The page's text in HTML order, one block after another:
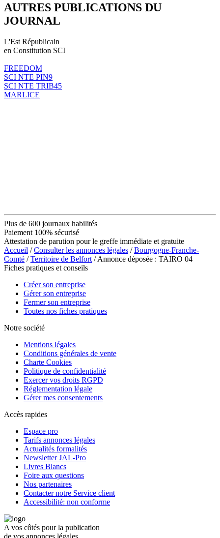
AUTRES PUBLICATIONS DU
JOURNAL
L'Est Républicain
en Constitution SCI
FREEDOM
SCI NTE PIN9
SCI NTE TRIB45
MARLICE
Plus de 600 journaux habilités
Paiement 100% sécurisé
Attestation de parution pour le greffe immédiate et gratuite
Accueil /Consulter les annonces légales /Bourgogne-Franche-
Comté /Territoire de Belfort / Annonce déposée : TAIRO 04
Fiches pratiques et conseils
Créer son entreprise
Gérer son entreprise
Fermer son entreprise
Toutes nos fiches pratiques
Notre société
Mentions légales
Conditions générales de vente
Charte Cookies
Politique de confidentialité
Exercer vos droits RGPD
Réglementation légale
Gérer mes consentements
Accès rapides
Espace pro
Tarifs annonces légales
Actualités formalités
Newsletter JAL-Pro
Livres Blancs
Foire aux questions
Nos partenaires
Contacter notre Service client
Accessibilité: non conforme
A vos côtés pour la publication
de vos annonces légales